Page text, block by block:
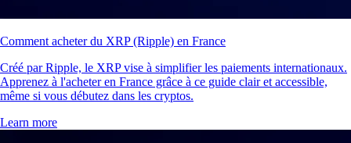
Comment acheter du XRP (Ripple) en France
Créé par Ripple, le XRP vise à simplifier les paiements internationaux.
Apprenez à l'acheter en France grâce à ce guide clair et accessible,
même si vous débutez dans les cryptos.
Learn more